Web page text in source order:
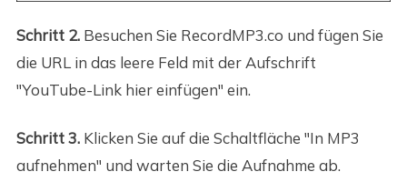
Schritt 2.Besuchen Sie RecordMP3.co und fügen Sie
die URL in das leere Feld mit der Aufschrift
"YouTube-Link hier einfügen" ein.
Schritt 3.Klicken Sie auf die Schaltfläche "In MP3
aufnehmen" und warten Sie die Aufnahme ab.